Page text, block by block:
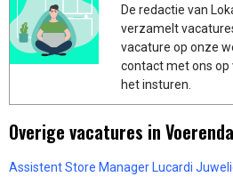
De redactie van
verzamelt
vacature op onze
contact met ons op
het insturen.
Overige vacatures in
Assistent Store Manager Lucardi